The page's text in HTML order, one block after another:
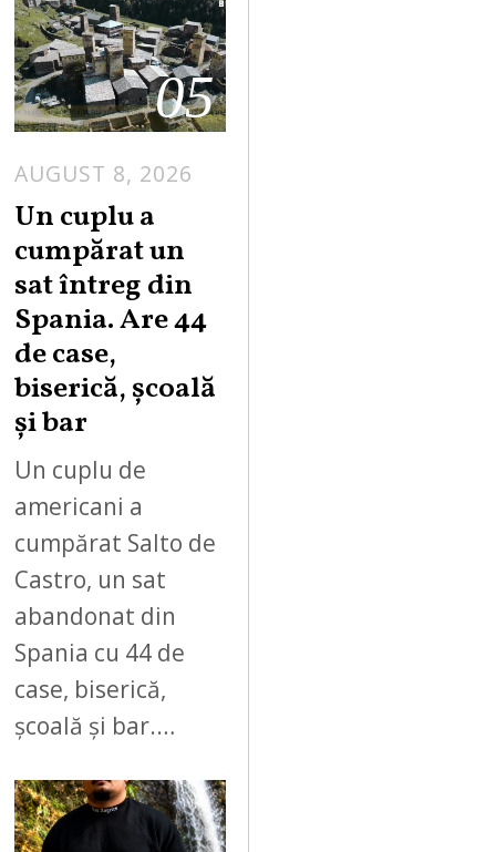
05
AUGUST 8, 2026
Un cuplu a
cumpărat un
sat întreg din
Spania. Are 44
de case,
biserică, școală
și bar
Un cuplu de
americani a
cumpărat Salto de
Castro, un sat
abandonat din
Spania cu 44 de
case, biserică,
școală și bar.…